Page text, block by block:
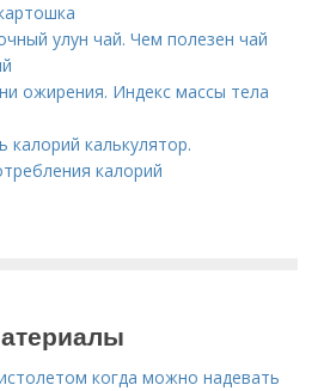
улун чай. Чем полезен чай
ожирения. Индекс массы тела
калорий калькулятор.
калорий
когда можно надевать